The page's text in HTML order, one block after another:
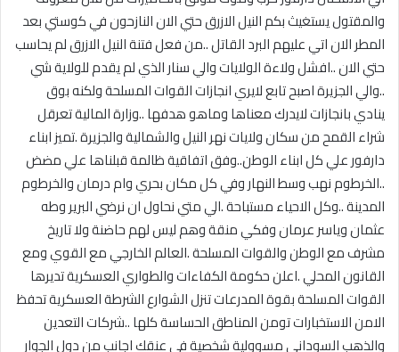
والمقتول يستغيث بكم النيل الازرق حتي الان النازحون في كوستي بعد
المطر الان اتي عليهم البرد القاتل ..من فعل فتنة النيل الازرق لم يحاسب
حتي الان ..افشل ولاءة الولايات والي سنار الذي لم يقدم للولاية شي
..والي الجزيرة اصبح تابع لايري انجازات القوات المسلحة ولكنه بوق
ينادي بانجازات لايدرك معناها وماهو هدفها ..وزارة المالية تعرقل
شراء القمح من سكان ولايات نهر النيل والشمالية والجزيرة .تميز ابناء
دارفور علي كل ابناء الوطن..وفق اتفاقية ظالمة قبلناها علي مضض
..الخرطوم نهب وسط النهار وفي كل مكان بحري وام درمان والخرطوم
المدينة ..وكل الاحياء مستباحة .الي متي نحاول ان نرضي البرير وطه
عثمان وياسر عرمان وفكي منقة وهم ليس لهم حاضنة ولا تاريخ
مشرف مع الوطن والقوات المسلحة .العالم الخارجي مع القوي ومع
القانون المحلي .اعلن حكومة الكفاءات والطواري العسكرية تديرها
القوات المسلحة بقوة المدرعات تنزل الشوارع الشرطة العسكرية تحفظ
الامن الاستخبارات تومن المناطق الحساسة كلها ..شركات التعدين
والذهب السوداني مسوولية شخصية في عنقك اجانب من دول الجوار